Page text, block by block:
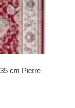
cm Pierre